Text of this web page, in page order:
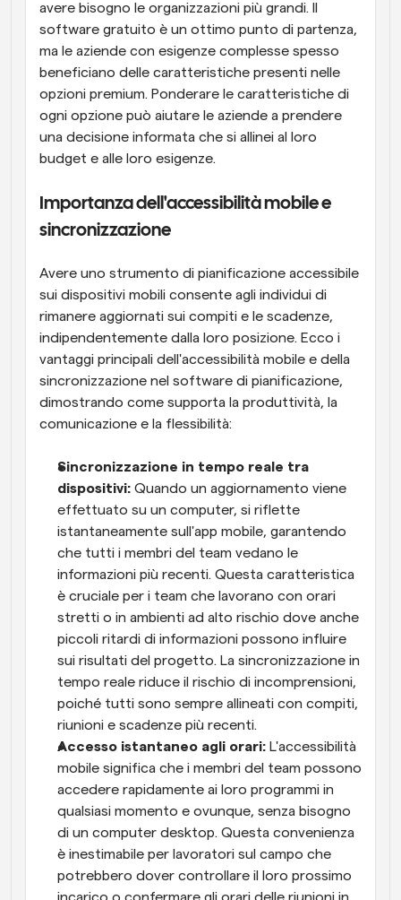
avere bisogno le organizzazioni più grandi. Il
software gratuito è un ottimo punto di partenza,
ma le aziende con esigenze complesse spesso
beneficiano delle caratteristiche presenti nelle
opzioni premium. Ponderare le caratteristiche di
ogni opzione può aiutare le aziende a prendere
una decisione informata che si allinei al loro
budget e alle loro esigenze.
Importanza dell'accessibilità mobile e
sincronizzazione
Avere uno strumento di pianificazione accessibile
sui dispositivi mobili consente agli individui di
rimanere aggiornati sui compiti e le scadenze,
indipendentemente dalla loro posizione. Ecco i
vantaggi principali dell'accessibilità mobile e della
sincronizzazione nel software di pianificazione,
dimostrando come supporta la produttività, la
comunicazione e la flessibilità:
Sincronizzazione in tempo reale tra
dispositivi: Quando un aggiornamento viene
effettuato su un computer, si riflette
istantaneamente sull'app mobile, garantendo
che tutti i membri del team vedano le
informazioni più recenti. Questa caratteristica
è cruciale per i team che lavorano con orari
stretti o in ambienti ad alto rischio dove anche
piccoli ritardi di informazioni possono influire
sui risultati del progetto. La sincronizzazione in
tempo reale riduce il rischio di incomprensioni,
poiché tutti sono sempre allineati con compiti,
riunioni e scadenze più recenti.
Accesso istantaneo agli orari: L'accessibilità
mobile significa che i membri del team possono
accedere rapidamente ai loro programmi in
qualsiasi momento e ovunque, senza bisogno
di un computer desktop. Questa convenienza
è inestimabile per lavoratori sul campo che
potrebbero dover controllare il loro prossimo